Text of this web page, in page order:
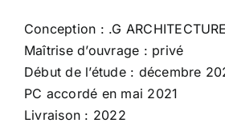
Conception : .G ARCHITECTURE
Maîtrise d’ouvrage : privé
Début de l’étude : décembre
PC accordé en mai 2021
Livraison : 2022